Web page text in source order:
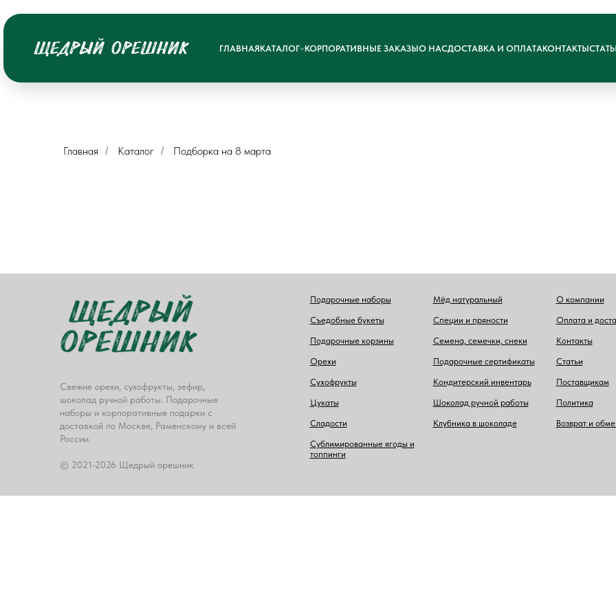
ГЛАВНАЯКАТАЛОГ КОРПОРАТИВНЫЕ ЗАКАЗЫО НАСДОСТАВКА И ОПЛАТАКОНТАКТЫ
Главная / Каталог / Подборка на 8 марта
Свежие орехи, сухофрукты, зефир,
шоколад ручной работы. Подарочные
наборы и корпоративные подарки с
доставкой по Москве, Раменскому и всей
России.
© 2021-2026 Щедрый орешник
Подарочные наборы
Съедобные букеты
Подарочные корзины
Орехи
Сухофрукты
Цукаты
Сладости
Сублимированные ягоды и
топпинги
Мёд натуральный
Специи и пряности
Семена, семечки, снеки
Подарочные сертификаты
Кондитерский инвентарь
Шоколад ручной работы
Клубника в шоколаде
О компании
Оплата и
Контакты
Статьи
Поставщикам
Политика
Возврат и